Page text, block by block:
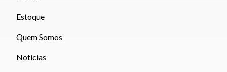
Estoque
Quem Somos
Notícias